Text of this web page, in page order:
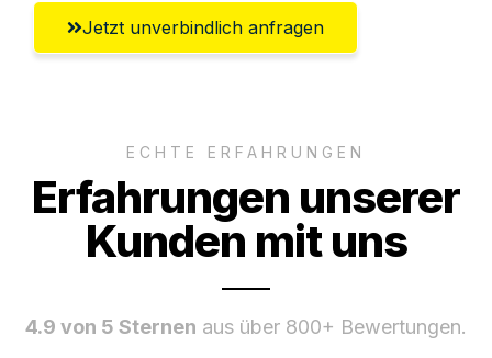
Jetzt unverbindlich anfragen
ECHTE ERFAHRUNGEN
Erfahrungen unserer
Kunden mit uns
4.9 von 5 Sternen aus über 800+ Bewertungen.